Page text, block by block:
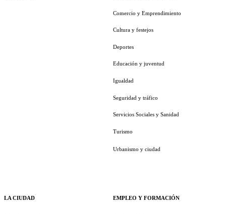
LA CIUDAD
Comercio y Emprendimiento
Cultura y festejos
Deportes
Educación y juventud
Igualdad
Seguridad y tráfico
Servicios Sociales y Sanidad
Turismo
Urbanismo y ciudad
EMPLEO Y FORMACIÓN